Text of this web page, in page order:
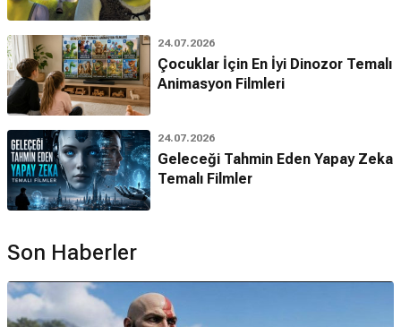
24.07.2026
Çocuklar İçin En İyi Dinozor Temalı
Animasyon Filmleri
24.07.2026
Geleceği Tahmin Eden Yapay Zeka
Temalı Filmler
Son Haberler